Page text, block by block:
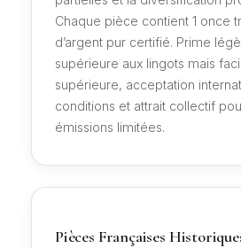
Chaque pièce contient 1 once
d’argent pur certifié. Prime
supérieure aux lingots mais
supérieure, acceptation
conditions et attrait collectif
émissions limitées.
Pièces Françaises